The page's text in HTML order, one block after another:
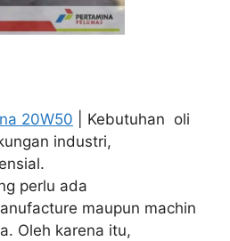
20W50 | Kebutuhan oli
industri,
perlu ada
maupun machin
Oleh karena itu,